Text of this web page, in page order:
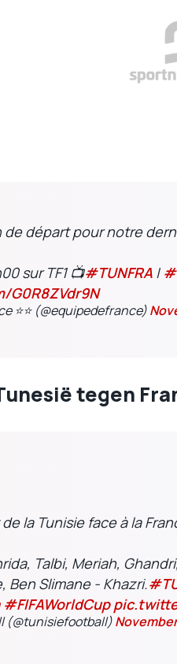
de départ pour notre
sur TF1 📺#TUNFRA|
G0R8ZVdr9N
⭐⭐ (@equipedefrance)
tegen
la Tunisie face à la
Talbi, Meriah,
Ben Slimane - Khazri.
#FIFAWorldCup
(@tunisiefootball)